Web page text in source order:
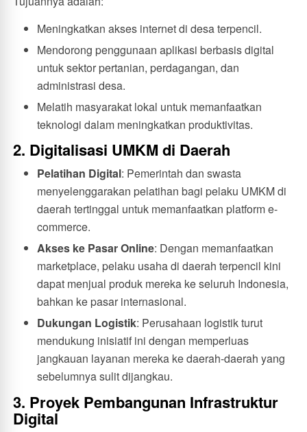
Meningkatkan akses internet di desa terpencil.
Mendorong penggunaan aplikasi berbasis digital
untuk sektor pertanian, perdagangan, dan
administrasi desa.
Melatih masyarakat lokal untuk memanfaatkan
teknologi dalam meningkatkan produktivitas.
2. Digitalisasi UMKM di Daerah
Pelatihan Digital: Pemerintah dan swasta
menyelenggarakan pelatihan bagi pelaku UMKM di
daerah tertinggal untuk memanfaatkan platform e-
commerce.
Akses ke Pasar Online: Dengan memanfaatkan
marketplace, pelaku usaha di daerah terpencil kini
dapat menjual produk mereka ke seluruh Indonesia,
bahkan ke pasar internasional.
Dukungan Logistik: Perusahaan logistik turut
mendukung inisiatif ini dengan memperluas
jangkauan layanan mereka ke daerah-daerah yang
sebelumnya sulit dijangkau.
3. Proyek Pembangunan Infrastruktur
Digital